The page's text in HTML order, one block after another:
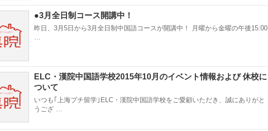
●3月全日制コース開講中！
昨日、3月5日から3月全日制中国語コースが開講中！ 月曜から金曜の午後15:00
…
ELC・漢院中国語学校2015年10月のイベント情報および 休校に
ついて
いつも｢上海プチ留学｣ELC・漢院中国語学校をご愛顧いただき、誠にありがと
うござ …